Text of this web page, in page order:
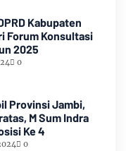
Kabupaten
Forum Konsultasi
2025
0
Provinsi Jambi,
M Sum Indra
Ke 4
0